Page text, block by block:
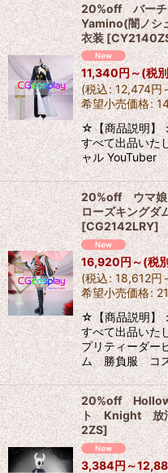
20%off バー
Yamino(闇ノ
衣装[
11,340円～(税
(税込: 12,474円
希望小売価格:
☆【商品説明】
すべて出品いた
ャル YouTuber
20%off ウマ
ローズキング
[CG2142LRY]
16,920円～(税
(税込: 18,612円
希望小売価格:
☆【商品説明】
すべて出品いた
プリティーダ
ム 勝負服 コ
20%off
ト Knight 放
2ZS]
3,384円～